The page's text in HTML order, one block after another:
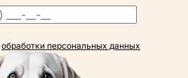
обработки персональных данных